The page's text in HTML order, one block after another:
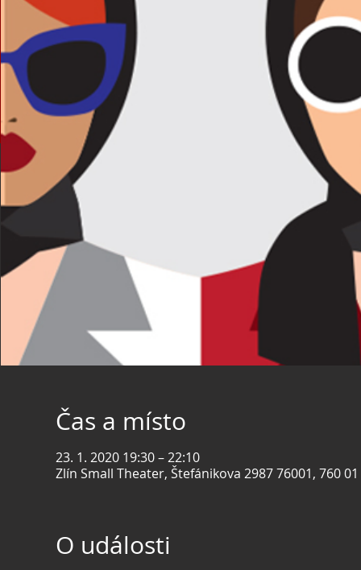
Čas a místo
23. 1. 2020 19:30 – 22:10
Zlín Small Theater, Štefánikova 2987 76001, 760
O události